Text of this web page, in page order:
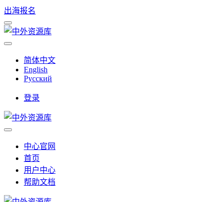
出海报名
简体中文
English
Русский
登录
中心官网
首页
用户中心
帮助文档